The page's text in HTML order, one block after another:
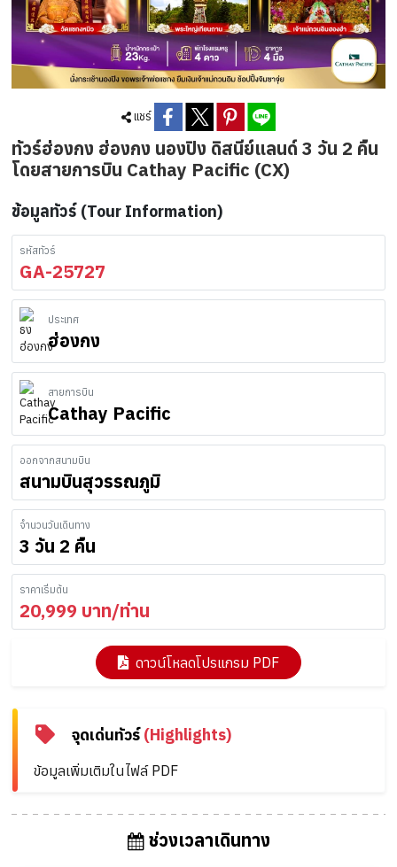
แชร์
ทัวร์ฮ่องกง ฮ่องกง นองปิง ดิสนีย์แลนด์ 3 วัน 2 คืน
โดยสายการบิน Cathay Pacific (CX)
ข้อมูลทัวร์ (Tour Information)
รหัสทัวร์
GA-25727
ประเทศ
ฮ่องกง
สายการบิน
Cathay Pacific
ออกจากสนามบิน
สนามบินสุวรรณภูมิ
จำนวนวันเดินทาง
3 วัน 2 คืน
ราคาเริ่มต้น
20,999 บาท/ท่าน
ดาวน์โหลดโปรแกรม PDF
จุดเด่นทัวร์(Highlights)
ข้อมูลเพิ่มเติมในไฟล์ PDF
ช่วงเวลาเดินทาง